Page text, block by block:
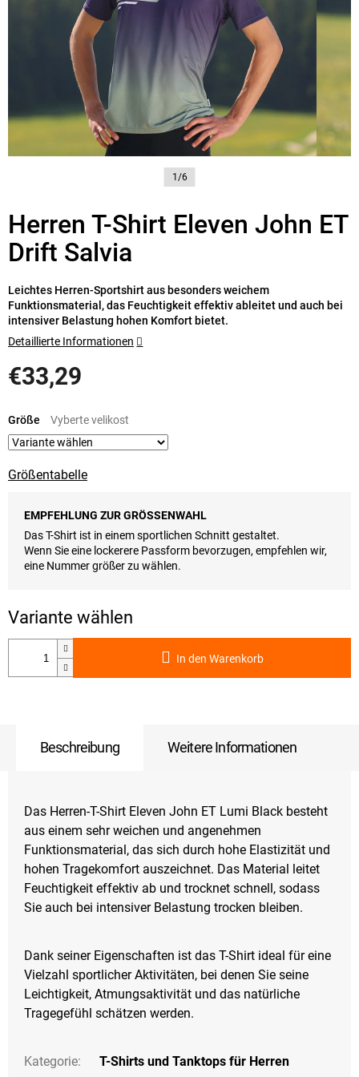
1/6
Herren T-Shirt Eleven John ET
Drift Salvia
€33,29
Größentabelle
EMPFEHLUNG ZUR GRÖSSENWAHL
Das T-Shirt ist in einem sportlichen Schnitt gestaltet.
Wenn Sie eine lockerere Passform bevorzugen, empfehlen wir,
eine Nummer größer zu wählen.
Größe
In den Warenkorb
Leichtes Herren-Sportshirt aus besonders weichem
Funktionsmaterial, das Feuchtigkeit effektiv ableitet und auch bei
intensiver Belastung hohen Komfort bietet.
Detaillierte Informationen
Beschreibung Weitere Informationen
Das Herren-T-Shirt Eleven John ET Lumi Black besteht
aus einem sehr weichen und angenehmen
Funktionsmaterial, das sich durch hohe Elastizität und
hohen Tragekomfort auszeichnet. Das Material leitet
Feuchtigkeit effektiv ab und trocknet schnell, sodass
Sie auch bei intensiver Belastung trocken bleiben.
Dank seiner Eigenschaften ist das T-Shirt ideal für eine
Vielzahl sportlicher Aktivitäten, bei denen Sie seine
Leichtigkeit, Atmungsaktivität und das natürliche
Tragegefühl schätzen werden.
Kategorie: T-Shirts und Tanktops für Herren